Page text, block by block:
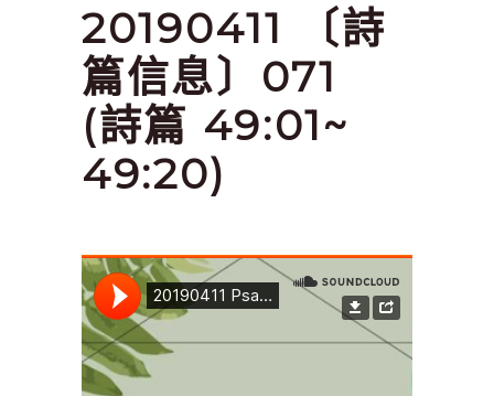
20190411 〔詩
篇信息〕071
(詩篇 49:01~
49:20)